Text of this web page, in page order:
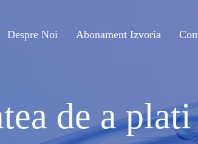
Despre Noi Abonament Izvoria
de a plati